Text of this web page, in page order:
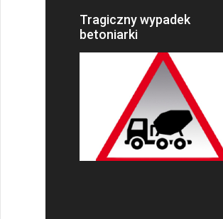
Tragiczny wypadek
betoniarki